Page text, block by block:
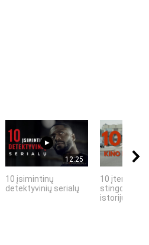
12:25
10 įsimintinų
detektyvinių serialų
10 įtemptų,
stingdančių
istorijų